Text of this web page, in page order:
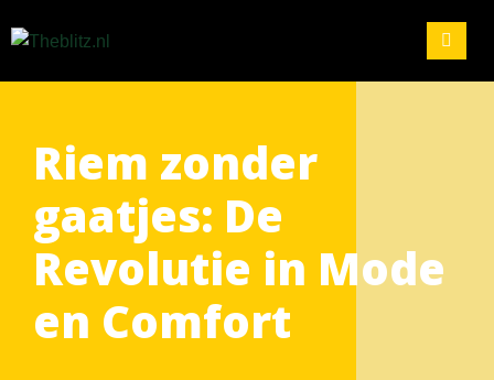
Riem zonder
gaatjes: De
Revolutie in Mode
en Comfort